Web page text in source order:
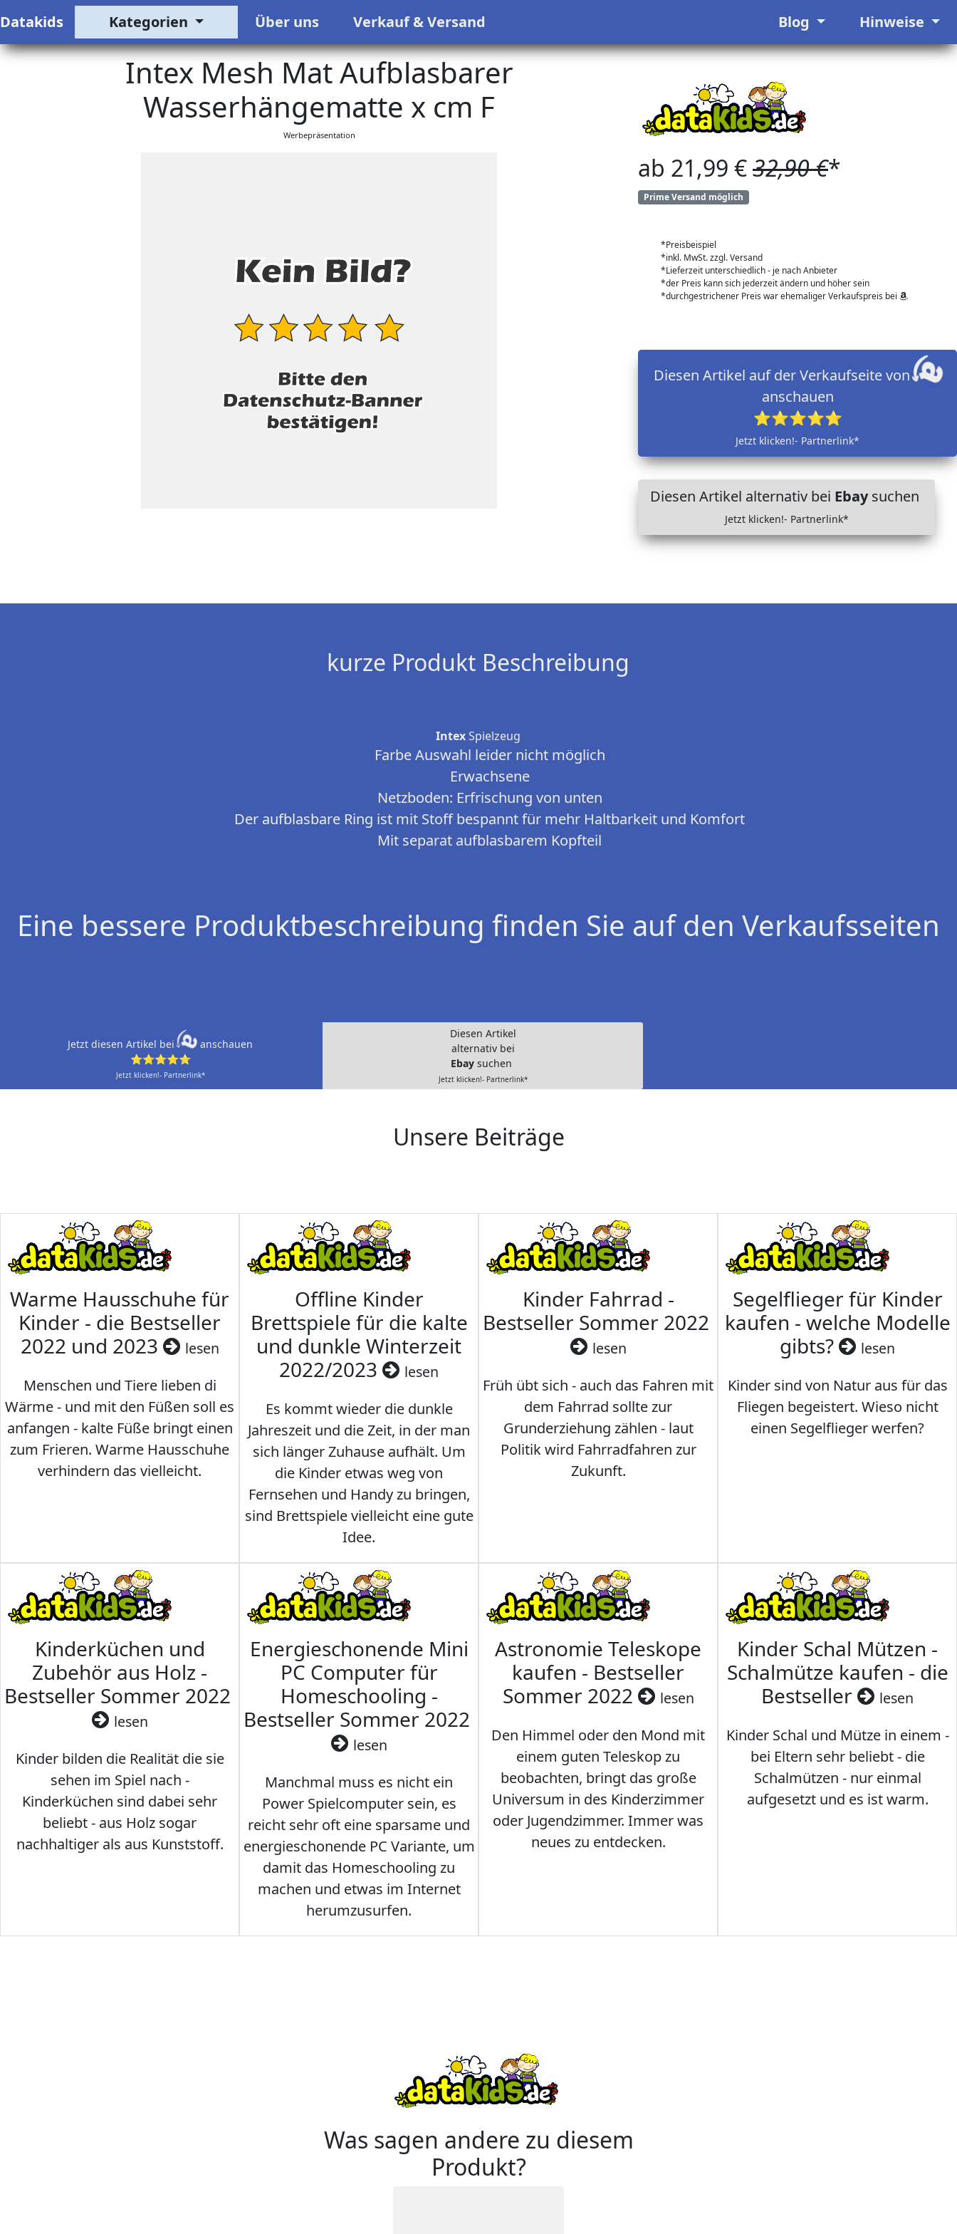
Datakids Kategorien Über uns Verkauf & Versand Blog Hinweise
Intex Mesh Mat Aufblasbarer
Wasserhängematte x cm F
Werbepräsentation
ab 21,99 €32,90 €*
Prime Versand möglich
*Preisbeispiel
*inkl. MwSt. zzgl. Versand
*Lieferzeit unterschiedlich - je nach Anbieter
*der Preis kann sich jederzeit ändern und höher sein
*durchgestrichener Preis war ehemaliger Verkaufspreis bei
Diesen Artikel auf der Verkaufseite von
anschauen
⭐⭐⭐⭐⭐
Jetzt klicken!- Partnerlink*
Diesen Artikel alternativ bei Ebaysuchen
Jetzt klicken!- Partnerlink*
kurze Produkt Beschreibung
IntexSpielzeug
Farbe Auswahl leider nicht möglich
Erwachsene
Netzboden: Erfrischung von unten
Der aufblasbare Ring ist mit Stoff bespannt für mehr Haltbarkeit und Komfort
Mit separat aufblasbarem Kopfteil
Eine bessere Produktbeschreibung finden Sie auf den Verkaufsseiten
Jetzt diesen Artikel bei
anschauen
⭐⭐⭐⭐⭐
Jetzt klicken!- Partnerlink*
Diesen Artikel
alternativ bei
Ebay suchen
Jetzt klicken!- Partnerlink*
Unsere Beiträge
Warme Hausschuhe für
Kinder - die Bestseller
2022 und 2023
lesen
Menschen und Tiere lieben di
Wärme - und mit den Füßen soll es
anfangen - kalte Füße bringt einen
zum Frieren. Warme Hausschuhe
verhindern das vielleicht.
Offline Kinder
Brettspiele für die kalte
und dunkle Winterzeit
2022/2023
lesen
Es kommt wieder die dunkle
Jahreszeit und die Zeit, in der man
sich länger Zuhause aufhält. Um
die Kinder etwas weg von
Fernsehen und Handy zu bringen,
sind Brettspiele vielleicht eine gute
Idee.
Kinder Fahrrad -
Bestseller Sommer 2022
lesen
Früh übt sich - auch das Fahren mit
dem Fahrrad sollte zur
Grunderziehung zählen - laut
Politik wird Fahrradfahren zur
Zukunft.
Segelflieger für Kinder
kaufen - welche Modelle
gibts?
lesen
Kinder sind von Natur aus für das
Fliegen begeistert. Wieso nicht
einen Segelflieger werfen?
Kinderküchen und
Zubehör aus Holz -
Bestseller Sommer 2022
lesen
Kinder bilden die Realität die sie
sehen im Spiel nach -
Kinderküchen sind dabei sehr
beliebt - aus Holz sogar
nachhaltiger als aus Kunststoff.
Energieschonende Mini
PC Computer für
Homeschooling -
Bestseller Sommer 2022
lesen
Manchmal muss es nicht ein
Power Spielcomputer sein, es
reicht sehr oft eine sparsame und
energieschonende PC Variante, um
damit das Homeschooling zu
machen und etwas im Internet
herumzusurfen.
Astronomie Teleskope
kaufen - Bestseller
Sommer 2022
lesen
Den Himmel oder den Mond mit
einem guten Teleskop zu
beobachten, bringt das große
Universum in des Kinderzimmer
oder Jugendzimmer. Immer was
neues zu entdecken.
Kinder Schal Mützen -
Schalmütze kaufen - die
Bestseller
lesen
Kinder Schal und Mütze in einem -
bei Eltern sehr beliebt - die
Schalmützen - nur einmal
aufgesetzt und es ist warm.
Was sagen andere zu diesem
Produkt?